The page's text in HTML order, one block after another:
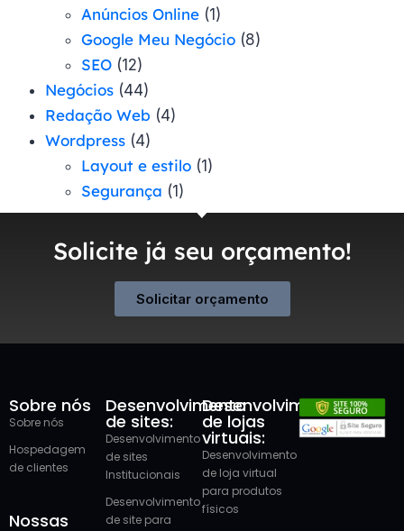
Anúncios Online (1)
Google Meu Negócio (8)
SEO (12)
Negócios (44)
Redação Web (4)
Wordpress (4)
Layout e estilo (1)
Segurança (1)
Solicite já seu orçamento!
Solicitar orçamento
Sobre nós
Sobre nós
Hospedagem
de clientes
Nossas
Desenvolvimento
de sites:
Desenvolvimento
de sites
Institucionais
Desenvolvimento
de site para
Desenvolvimento
de lojas
virtuais:
Desenvolvimento
de loja virtual
para produtos
físicos